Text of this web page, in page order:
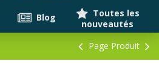
Toutes les
nouveautés
Blog
Page Produit